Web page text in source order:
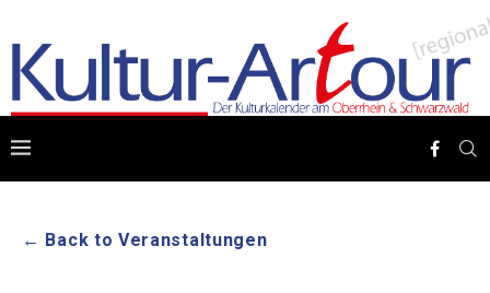
← Back to Veranstaltungen